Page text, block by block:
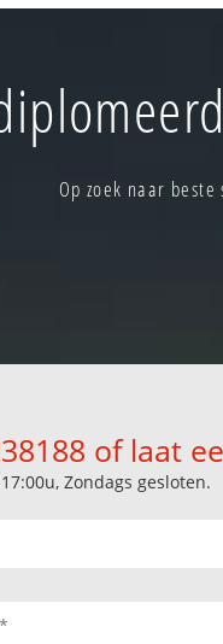
Op zoek naar
of laat
Zondags gesloten.